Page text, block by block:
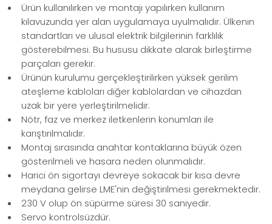
Ürün kullanılırken ve montajı yapılırken kullanım
kılavuzunda yer alan uygulamaya uyulmalıdır. Ülkenin
standartları ve ulusal elektrik bilgilerinin farklılık
gösterebilmesi. Bu hususu dikkate alarak birleştirme
parçaları gerekir.
Ürünün kurulumu gerçekleştirilirken yüksek gerilim
ateşleme kabloları diğer kablolardan ve cihazdan
uzak bir yere yerleştirilmelidir.
Nötr, faz ve merkez iletkenlerin konumları ile
karıştırılmalıdır.
Montaj sırasında anahtar kontaklarına büyük özen
gösterilmeli ve hasara neden olunmalıdır.
Harici ön sigortayı devreye sokacak bir kısa devre
meydana gelirse LME'nin değiştirilmesi gerekmektedir.
230 V olup ön süpürme süresi 30 saniyedir.
Servo kontrolsüzdür.